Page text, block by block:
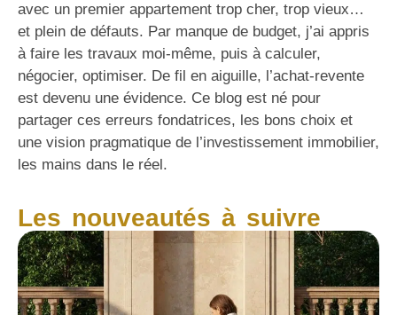
avec un premier appartement trop cher, trop vieux…
et plein de défauts. Par manque de budget, j’ai appris
à faire les travaux moi-même, puis à calculer,
négocier, optimiser. De fil en aiguille, l’achat-revente
est devenu une évidence. Ce blog est né pour
partager ces erreurs fondatrices, les bons choix et
une vision pragmatique de l’investissement immobilier,
les mains dans le réel.
Les nouveautés à suivre